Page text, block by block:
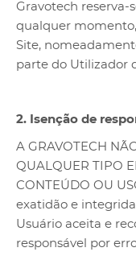
Gravotech reserva-
qualquer
Site,
parte do Utilizador
2. Isenção de
A GRAVOTECH
QUALQUER TIPO
CONTEÚDO OU
exatidão e
Usuário aceita e
responsável por